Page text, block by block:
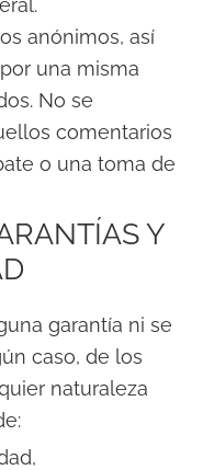
anónimos, así
una misma
No se
comentarios
o una toma de
Y
garantía ni se
caso, de los
naturaleza